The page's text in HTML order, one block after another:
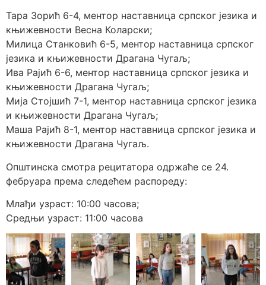
Тара Зорић 6-4, ментор наставница српског језика и
књижевности Весна Коларски;
Милица Станковић 6-5, ментор наставница српског
језика и књижевности Драгана Чугаљ;
Ива Рајић 6-6, ментор наставница српског језика и
књижевности Драгана Чугаљ;
Мија Стојшић 7-1, ментор наставница српског језика
и књижевности Драгана Чугаљ;
Маша Рајић 8-1, ментор наставница српског језика и
књижевности Драгана Чугаљ.
Општинска смотра рецитатора одржаће се 24.
фебруара према следећем распореду:
Млађи узраст: 10:00 часова;
Средњи узраст: 11:00 часова